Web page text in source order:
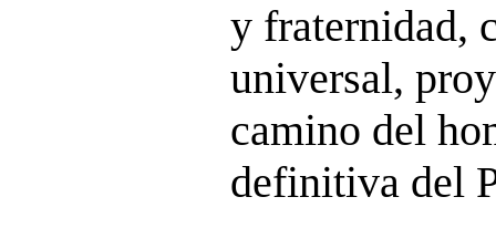
y fraternidad,
universal,
camino del
definitiva del